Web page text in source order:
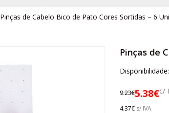
Pinças de Cabelo Bico de Pato Cores Sortidas – 6
Pinças de
Disponibilidade:
9.23€5.38€c/
4.37€ s/ IVA